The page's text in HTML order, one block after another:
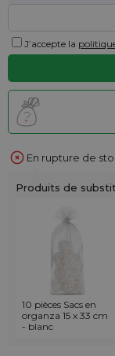
J’accepte la
En rupture de
Produits de
10 pièces Sacs en
organza 15 x 33 cm
- blanc